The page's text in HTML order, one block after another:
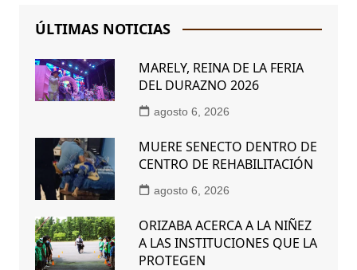
ÚLTIMAS NOTICIAS
MARELY, REINA DE LA FERIA
DEL DURAZNO 2026
agosto 6, 2026
MUERE SENECTO DENTRO DE
CENTRO DE REHABILITACIÓN
agosto 6, 2026
ORIZABA ACERCA A LA NIÑEZ
A LAS INSTITUCIONES QUE LA
PROTEGEN